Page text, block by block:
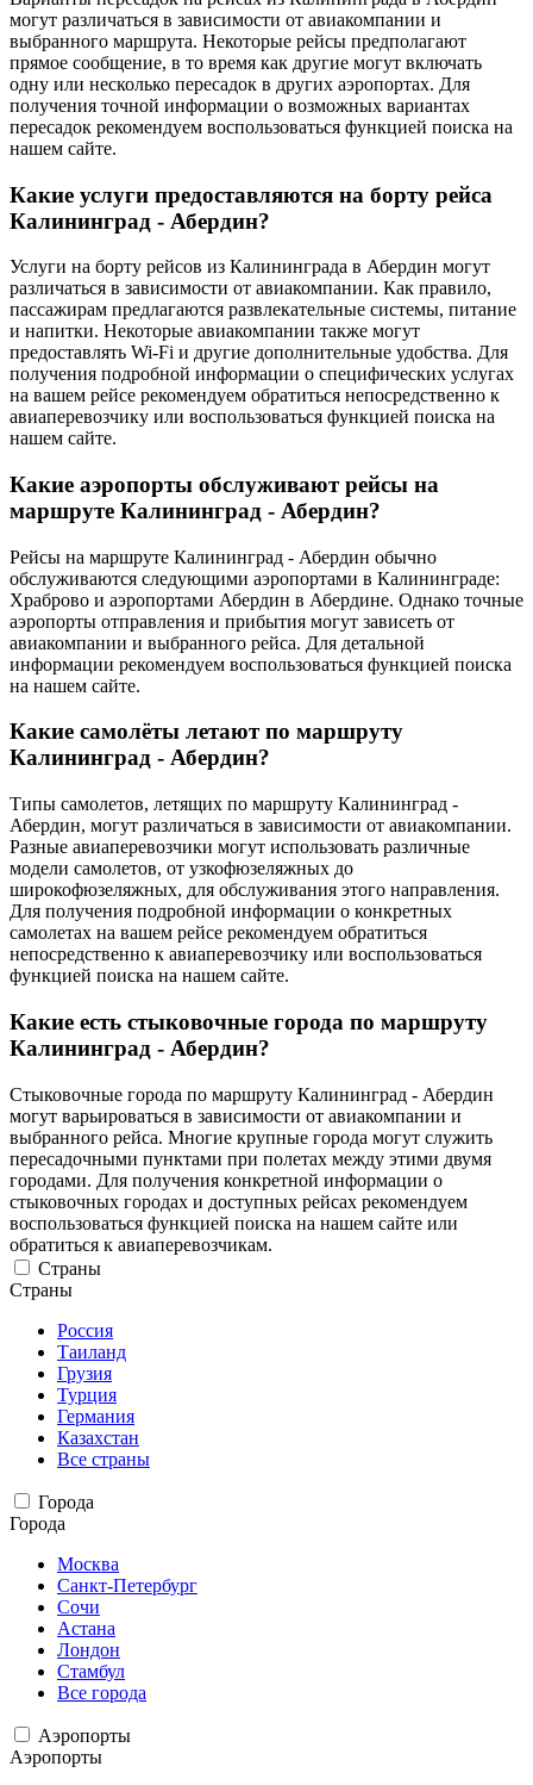
могут различаться в зависимости от авиакомпании и
выбранного маршрута. Некоторые рейсы предполагают
прямое сообщение, в то время как другие могут включать
одну или несколько пересадок в других аэропортах. Для
получения точной информации о возможных вариантах
пересадок рекомендуем воспользоваться функцией поиска на
нашем сайте.
Какие услуги предоставляются на борту рейса
Калининград - Абердин?
Услуги на борту рейсов из Калининграда в Абердин могут
различаться в зависимости от авиакомпании. Как правило,
пассажирам предлагаются развлекательные системы, питание
и напитки. Некоторые авиакомпании также могут
предоставлять Wi-Fi и другие дополнительные удобства. Для
получения подробной информации о специфических услугах
на вашем рейсе рекомендуем обратиться непосредственно к
авиаперевозчику или воспользоваться функцией поиска на
нашем сайте.
Какие аэропорты обслуживают рейсы на
маршруте Калининград - Абердин?
Рейсы на маршруте Калининград - Абердин обычно
обслуживаются следующими аэропортами в Калининграде:
Храброво и аэропортами Абердин в Абердине. Однако точные
аэропорты отправления и прибытия могут зависеть от
авиакомпании и выбранного рейса. Для детальной
информации рекомендуем воспользоваться функцией поиска
на нашем сайте.
Какие самолёты летают по маршруту
Калининград - Абердин?
Типы самолетов, летящих по маршруту Калининград -
Абердин, могут различаться в зависимости от авиакомпании.
Разные авиаперевозчики могут использовать различные
модели самолетов, от узкофюзеляжных до
широкофюзеляжных, для обслуживания этого направления.
Для получения подробной информации о конкретных
самолетах на вашем рейсе рекомендуем обратиться
непосредственно к авиаперевозчику или воспользоваться
функцией поиска на нашем сайте.
Какие есть стыковочные города по маршруту
Калининград - Абердин?
Стыковочные города по маршруту Калининград - Абердин
могут варьироваться в зависимости от авиакомпании и
выбранного рейса. Многие крупные города могут служить
пересадочными пунктами при полетах между этими двумя
городами. Для получения конкретной информации о
стыковочных городах и доступных рейсах рекомендуем
воспользоваться функцией поиска на нашем сайте или
обратиться к авиаперевозчикам.
Страны
Страны
Россия
Таиланд
Грузия
Турция
Германия
Казахстан
Все страны
Города
Города
Москва
Санкт-Петербург
Сочи
Астана
Лондон
Стамбул
Все города
Аэропорты
Аэропорты